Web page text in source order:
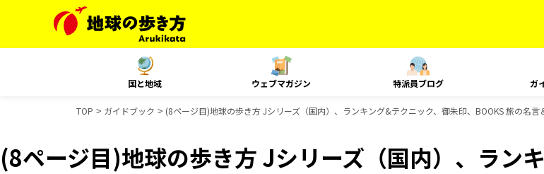
国と地域 ウェブマガジン 特派員ブログ ガ
TOP ガイドブック (8ページ目)地球の歩き方 Jシリーズ（国内）、ランキング&テクニック、御朱印、BOOKS 旅の名
(8ページ目)地球の歩き方 Jシリーズ（国内）、ランキ